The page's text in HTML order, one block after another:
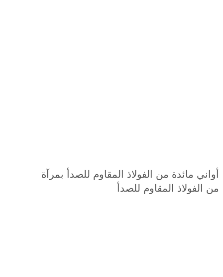
مائدة من الفولاذ المقاوم للصدأ بمرآة
المقاوم للصدأ